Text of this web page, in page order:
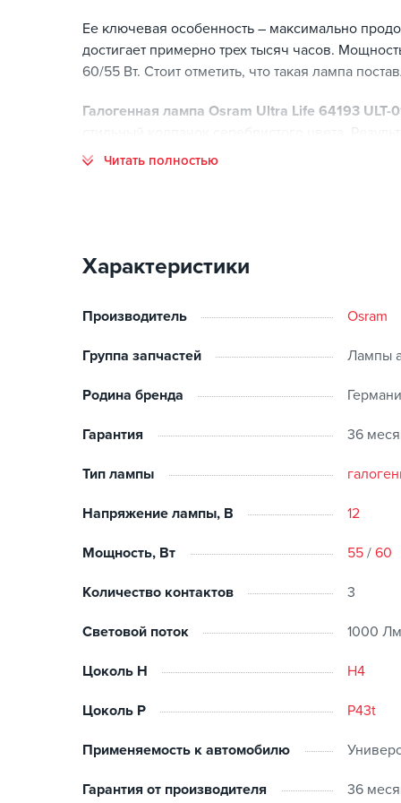
Ее ключевая особенность – максимально
достигает примерно трех тысяч часов.
60/55 Вт. Стоит отметить, что такая лампа
Галогенная лампа Osram Ultra Life 64193 ULT-
Цоколь - H4. Световой поток 1650 / 1000 Лм
Читать полностью
Характеристики
Производитель Osram
Группа запчастей Лампы
Родина бренда
Гарантия 36
Тип лампы
Напряжение лампы, В 12
Мощность, Вт 55 / 60
Количество контактов 3
Световой поток 1000 Лм
Цоколь H H4
Цоколь P P43t
Применяемость к автомобилю
Гарантия от производителя 36